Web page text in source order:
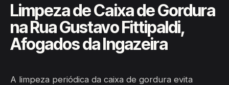
Limpeza de Caixa de Gordura
na Rua Gustavo Fittipaldi,
Afogados da Ingazeira
A limpeza periódica da caixa de gordura evita